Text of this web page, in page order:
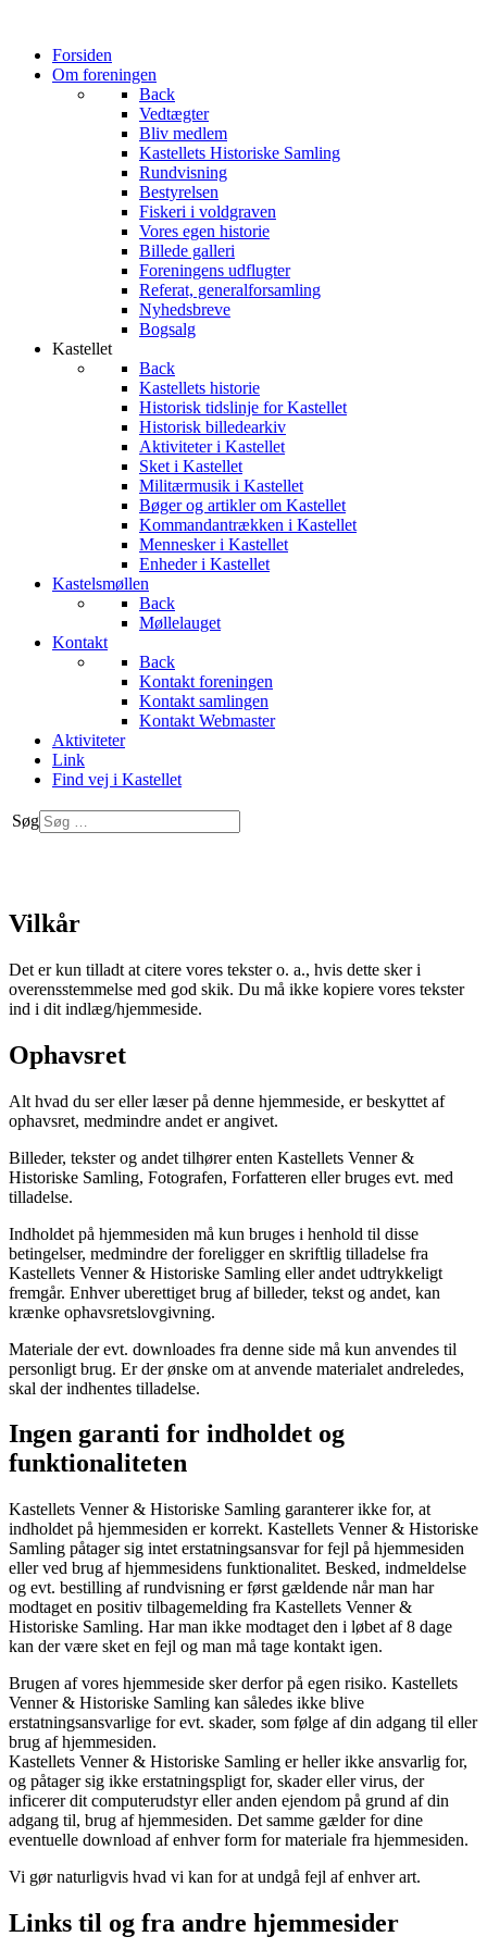
Forsiden
Om foreningen
Back
Vedtægter
Bliv medlem
Kastellets Historiske Samling
Rundvisning
Bestyrelsen
Fiskeri i voldgraven
Vores egen historie
Billede galleri
Foreningens udflugter
Referat, generalforsamling
Nyhedsbreve
Bogsalg
Kastellet
Back
Kastellets historie
Historisk tidslinje for Kastellet
Historisk billedearkiv
Aktiviteter i Kastellet
Sket i Kastellet
Militærmusik i Kastellet
Bøger og artikler om Kastellet
Kommandantrækken i Kastellet
Mennesker i Kastellet
Enheder i Kastellet
Kastelsmøllen
Back
Møllelauget
Kontakt
Back
Kontakt foreningen
Kontakt samlingen
Kontakt Webmaster
Aktiviteter
Link
Find vej i Kastellet
Søg
Vilkår
Det er kun tilladt at citere vores tekster o. a., hvis dette sker i
overensstemmelse med god skik. Du må ikke kopiere vores tekster
ind i dit indlæg/hjemmeside.
Ophavsret
Alt hvad du ser eller læser på denne hjemmeside, er beskyttet af
ophavsret, medmindre andet er angivet.
Billeder, tekster og andet tilhører enten Kastellets Venner &
Historiske Samling, Fotografen, Forfatteren eller bruges evt. med
tilladelse.
Indholdet på hjemmesiden må kun bruges i henhold til disse
betingelser, medmindre der foreligger en skriftlig tilladelse fra
Kastellets Venner & Historiske Samling eller andet udtrykkeligt
fremgår. Enhver uberettiget brug af billeder, tekst og andet, kan
krænke ophavsretslovgivning.
Materiale der evt. downloades fra denne side må kun anvendes til
personligt brug. Er der ønske om at anvende materialet andreledes,
skal der indhentes tilladelse.
Ingen garanti for indholdet og
funktionaliteten
Kastellets Venner & Historiske Samling garanterer ikke for, at
indholdet på hjemmesiden er korrekt. Kastellets Venner & Historiske
Samling påtager sig intet erstatningsansvar for fejl på hjemmesiden
eller ved brug af hjemmesidens funktionalitet. Besked, indmeldelse
og evt. bestilling af rundvisning er først gældende når man har
modtaget en positiv tilbagemelding fra Kastellets Venner &
Historiske Samling. Har man ikke modtaget den i løbet af 8 dage
kan der være sket en fejl og man må tage kontakt igen.
Brugen af vores hjemmeside sker derfor på egen risiko. Kastellets
Venner & Historiske Samling kan således ikke blive
erstatningsansvarlige for evt. skader, som følge af din adgang til eller
brug af hjemmesiden.
Kastellets Venner & Historiske Samling er heller ikke ansvarlig for,
og påtager sig ikke erstatningspligt for, skader eller virus, der
inficerer dit computerudstyr eller anden ejendom på grund af din
adgang til, brug af hjemmesiden. Det samme gælder for dine
eventuelle download af enhver form for materiale fra hjemmesiden.
Vi gør naturligvis hvad vi kan for at undgå fejl af enhver art.
Links til og fra andre hjemmesider